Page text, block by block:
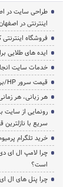
طراحی سایت در
اینترنتی در
فروشگاه
ایده های طلایی
خدمات سایت
قیمت سرور HP/بررسی و خرید سرور اچ پی
هر زبانی، هر
رونمایی از
سریع با نازلترین
خرید تلگرام
چرا لامپ ال ای
است؟
چرا پنل های ال